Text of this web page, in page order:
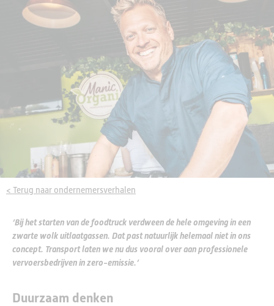
< Terug naar ondernemersverhalen
‘Bij het starten van de foodtruck verdween de hele omgeving in een
zwarte wolk uitlaatgassen. Dat past natuurlijk helemaal niet in ons
concept. Transport laten we nu dus vooral over aan professionele
vervoersbedrijven in zero-emissie.’
Duurzaam denken